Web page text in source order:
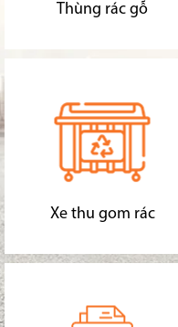
Thùng rác gỗ
Xe thu gom rác